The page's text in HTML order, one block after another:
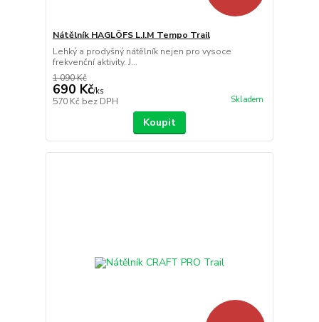
Nátělník HAGLÖFS L.I.M Tempo Trail
Lehký a prodyšný nátělník nejen pro vysoce
frekvenční aktivity. J...
1 090 Kč
690 Kč/ks
570 Kč bez DPH Skladem
Koupit